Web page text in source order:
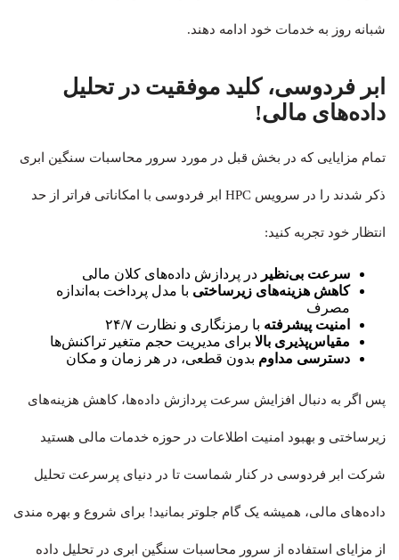
شبانه روز به خدمات خود ادامه دهند.
ابر فردوسی، کلید موفقیت در تحلیل
داده‌های مالی!
تمام مزایایی که در بخش قبل در مورد سرور محاسبات سنگین ابری
ذکر شدند را در سرویس HPC ابر فردوسی با امکاناتی فراتر از حد
انتظار خود تجربه کنید:
سرعت بی‌نظیر در پردازش داده‌های کلان مالی
کاهش هزینه‌های زیرساختی با مدل پرداخت به‌اندازه
مصرف
امنیت پیشرفته با رمزنگاری و نظارت ۲۴/۷
مقیاس‌پذیری بالا برای مدیریت حجم متغیر تراکنش‌ها
دسترسی مداوم بدون قطعی، در هر زمان و مکان
پس اگر به دنبال افزایش سرعت پردازش داده‌ها، کاهش هزینه‌های
زیرساختی و بهبود امنیت اطلاعات در حوزه خدمات مالی هستید
شرکت ابر فردوسی در کنار شماست تا در دنیای پرسرعت تحلیل
داده‌های مالی، همیشه یک گام جلوتر بمانید! برای شروع و بهره مندی
از مزایای استفاده از سرور محاسبات سنگین ابری در تحلیل داده